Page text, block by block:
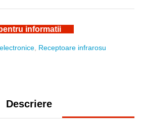
informatii
, Receptoare infrarosu
Descriere